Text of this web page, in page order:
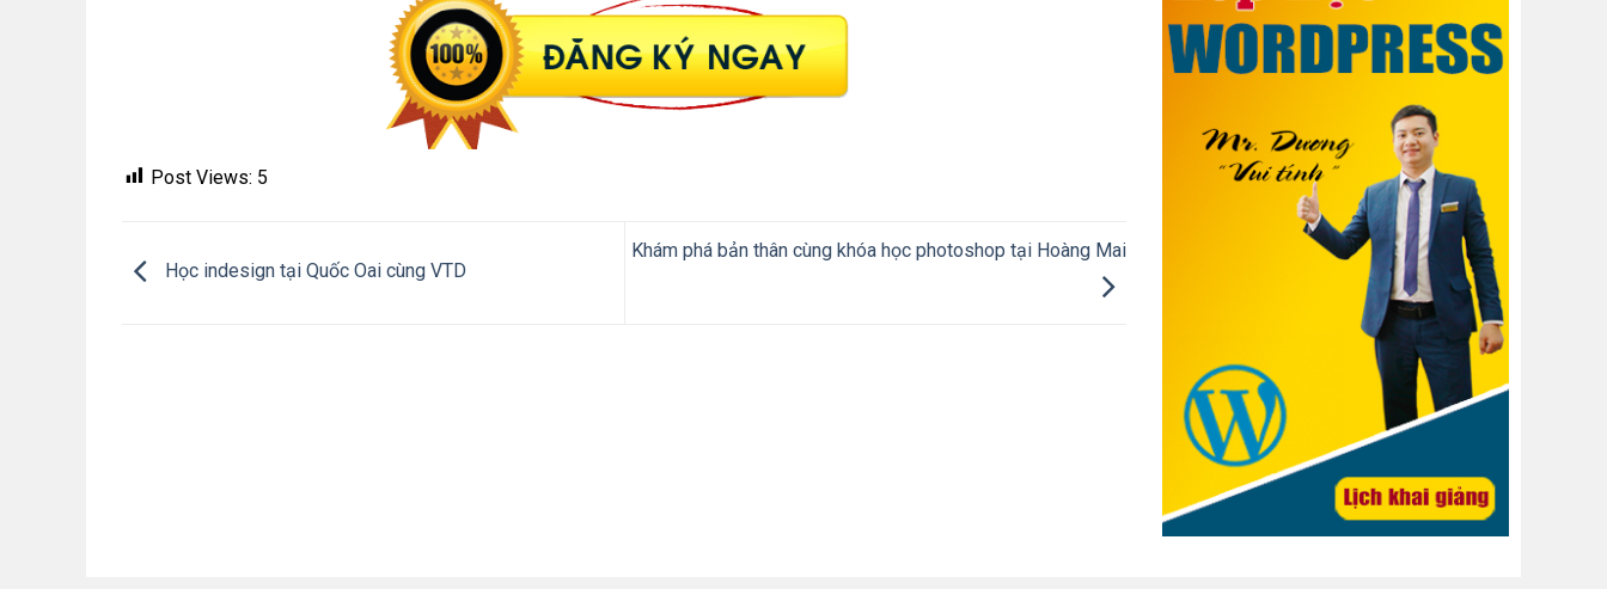
Post Views: 5
Học indesign tại Quốc Oai cùng VTD
Khám phá bản thân cùng khóa học photoshop tại Hoàng Mai